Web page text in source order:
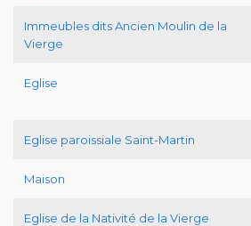
Immeubles dits Ancien Moulin de la
Vierge
Eglise
Eglise paroissiale Saint-Martin
Maison
Eglise de la Nativité de la Vierge